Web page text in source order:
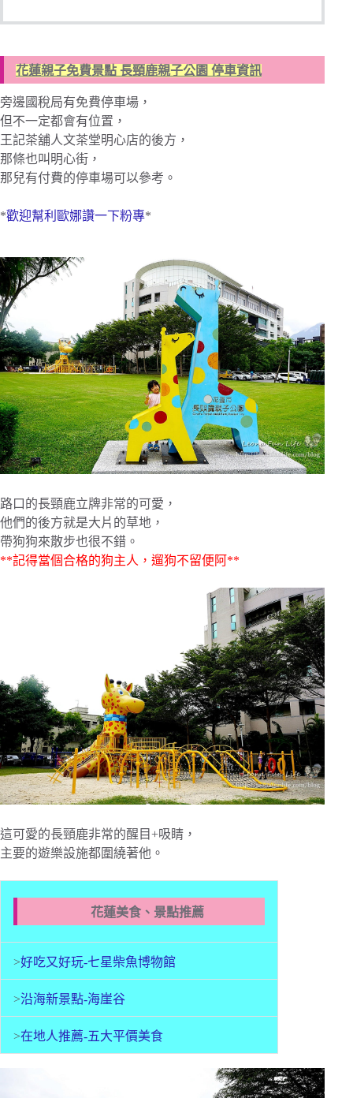
花蓮親子免費景點 長頸鹿親子公園 停車資訊
旁邊國稅局有免費停車場，
但不一定都會有位置，
王記茶舖人文茶堂明心店的後方，
那條也叫明心街，
那兒有付費的停車場可以參考。
*歡迎幫利歐娜讚一下粉專*
路口的長頸鹿立牌非常的可愛，
他們的後方就是大片的草地，
帶狗狗來散步也很不錯。
**記得當個合格的狗主人，遛狗不留便阿**
這可愛的長頸鹿非常的醒目+吸睛，
主要的遊樂設施都圍繞著他。
花蓮美食、景點推薦
>好吃又好玩-七星柴魚博物館
>沿海新景點-海崖谷
>在地人推薦-五大平價美食